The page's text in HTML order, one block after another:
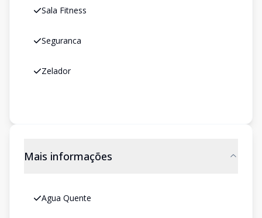
Sala Fitness
Seguranca
Zelador
Mais informações
Agua Quente